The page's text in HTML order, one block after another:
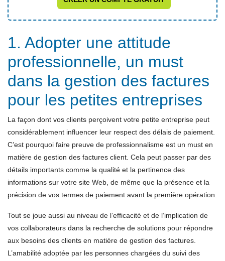
1. Adopter une attitude
professionnelle, un must
dans la gestion des factures
pour les petites entreprises
La façon dont vos clients perçoivent votre petite entreprise peut
considérablement influencer leur respect des délais de paiement.
C’est pourquoi faire preuve de professionnalisme est un must en
matière de gestion des factures client. Cela peut passer par des
détails importants comme la qualité et la pertinence des
informations sur votre site Web, de même que la présence et la
précision de vos termes de paiement avant la première opération.
Tout se joue aussi au niveau de l’efficacité et de l’implication de
vos collaborateurs dans la recherche de solutions pour répondre
aux besoins des clients en matière de gestion des factures.
L’amabilité adoptée par les personnes chargées du suivi des